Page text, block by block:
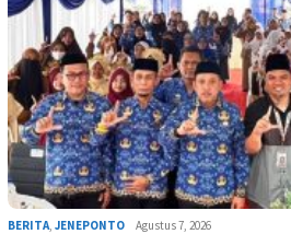
BERITA, JENEPONTO Agustus 7, 2026